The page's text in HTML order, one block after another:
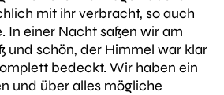
mit ihr verbracht, so auch
In einer Nacht saßen wir am
und schön, der Himmel war klar
bedeckt. Wir haben ein
und über alles mögliche